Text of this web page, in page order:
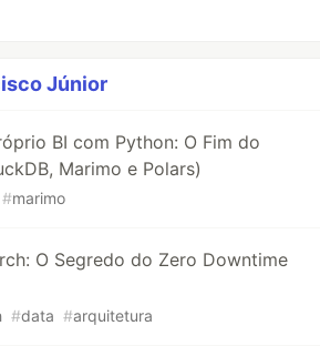
Júnior
BI com Python: O Fim do
Marimo e Polars)
#marimo
O Segredo do Zero Downtime
#data #arquitetura